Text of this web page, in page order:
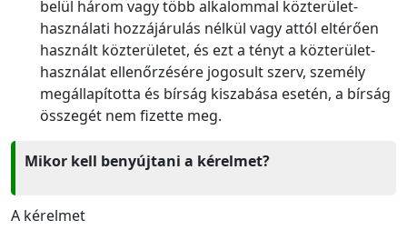
belül három vagy több alkalommal közterület-
használati hozzájárulás nélkül vagy attól eltérően
használt közterületet, és ezt a tényt a közterület-
használat ellenőrzésére jogosult szerv, személy
megállapította és bírság kiszabása esetén, a bírság
összegét nem fizette meg.
Mikor kell benyújtani a kérelmet?
A kérelmet